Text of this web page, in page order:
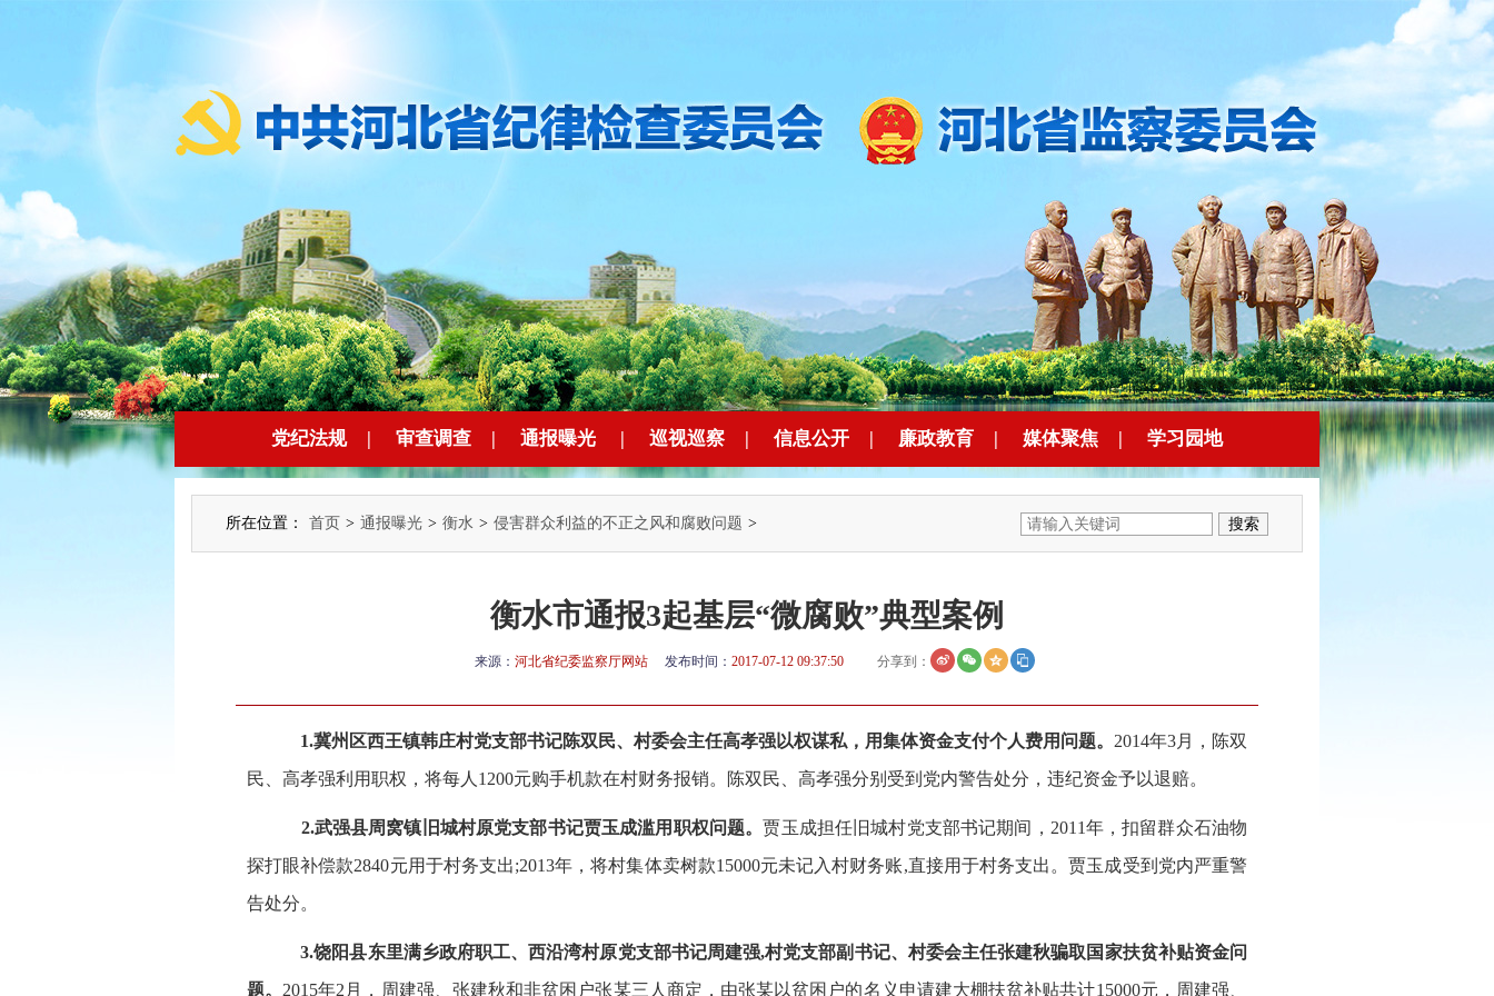
党纪法规 | 审查调查 | 通报曝光 | 巡视巡察 | 信息公开 | 廉政教育 | 媒体聚焦 | 学习园地
所在位置： 首页 > 通报曝光 > 衡水 > 侵害群众利益的不正之风和腐败问题 >
衡水市通报3起基层“微腐败”典型案例
来源： 河北省纪委监察厅网站 发布时间： 2017-07-12 09:37:50 分享到：
1.冀州区西王镇韩庄村党支部书记陈双民、村委会主任高孝强以权谋私，用集体资金支付个人费用问题。 2014年3月，陈双
民、高孝强利用职权，将每人1200元购手机款在村财务报销。陈双民、高孝强分别受到党内警告处分，违纪资金予以退赔。
2.武强县周窝镇旧城村原党支部书记贾玉成滥用职权问题。贾玉成担任旧城村党支部书记期间，2011年，扣留群众石油物
探打眼补偿款2840元用于村务支出;2013年，将村集体卖树款15000元未记入村财务账,直接用于村务支出。贾玉成受到党内严重警
告处分。
3.饶阳县东里满乡政府职工、西沿湾村原党支部书记周建强,村党支部副书记、村委会主任张建秋骗取国家扶贫补贴资金问
题。 2015年2月，周建强、张建秋和非贫困户张某三人商定，由张某以贫困户的名义申请建大棚扶贫补贴共计15000元，周建强、